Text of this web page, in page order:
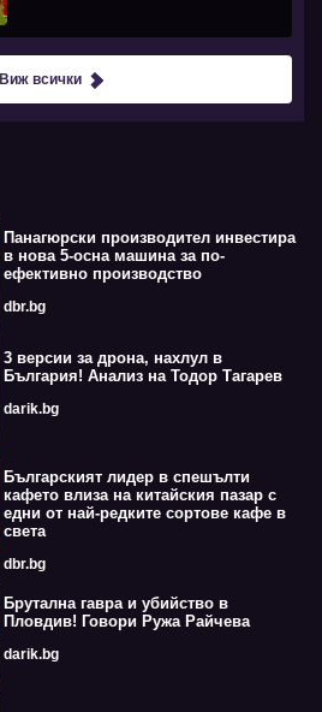
Виж всички
Панагюрски производител инвестира
в нова 5-осна машина за по-
ефективно производство
dbr.bg
3 версии за дрона, нахлул в
България! Анализ на Тодор Тагарев
darik.bg
Българският лидер в спешълти
кафето влиза на китайския пазар с
едни от най-редките сортове кафе в
света
dbr.bg
Брутална гавра и убийство в
Пловдив! Говори Ружа Райчева
darik.bg